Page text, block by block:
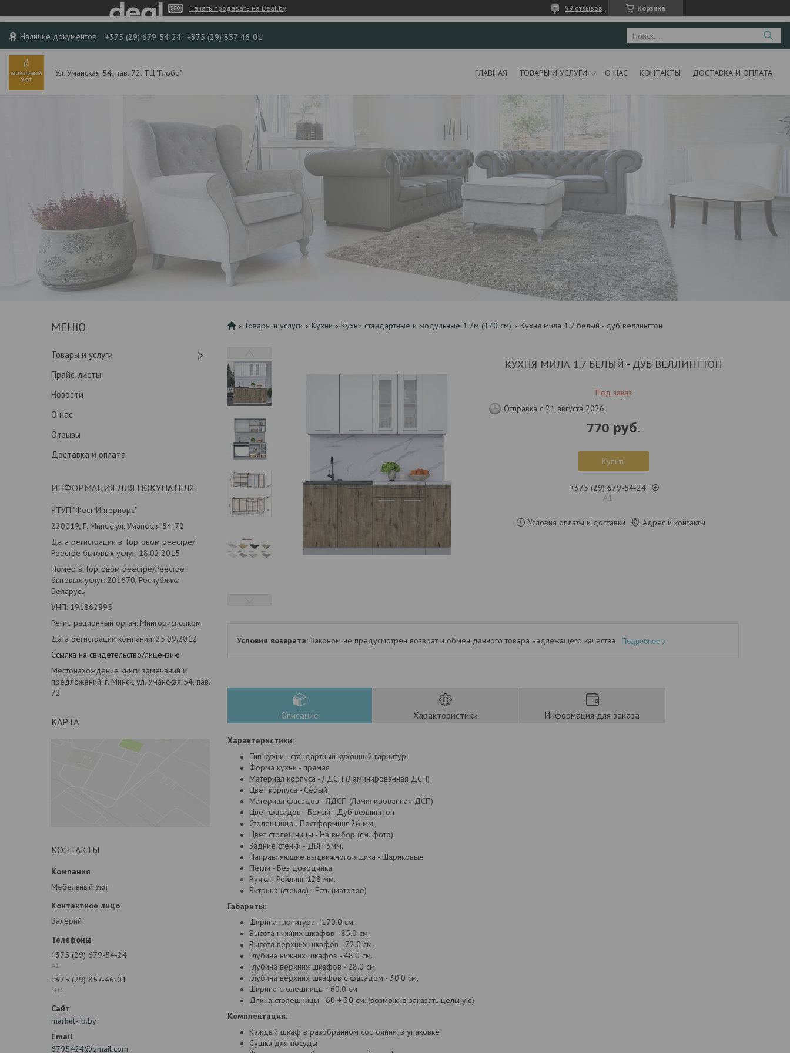
Начать продавать на Deal.by Корзина
99 отзывов
Наличие документов +375 (29) 679-54-24 +375 (29) 857-46-01
Ул. Уманская 54, пав. 72. ТЦ "Глобо" ГЛАВНАЯ ТОВАРЫ И УСЛУГИ О НАС КОНТАКТЫ ДОСТАВКА И ОПЛАТА
Товары и услуги
Прайс-листы
Новости
О нас
Отзывы
Доставка и оплата
ИНФОРМАЦИЯ ДЛЯ ПОКУПАТЕЛЯ
ЧТУП "Фест-Интериорс"
220019, Г. Минск, ул. Уманская 54-72
Дата регистрации в Торговом реестре/
Реестре бытовых услуг: 18.02.2015
Номер в Торговом реестре/Реестре
бытовых услуг: 201670, Республика
Беларусь
УНП: 191862995
Регистрационный орган: Мингорисполком
Дата регистрации компании: 25.09.2012
Ссылка на свидетельство/лицензию
Местонахождение книги замечаний и
предложений: г. Минск, ул. Уманская 54, пав.
72
КАРТА
КОНТАКТЫ
Мебельный Уют
Валерий
+375 (29) 679-54-24
А1
+375 (29) 857-46-01
МТС
market-rb.by
6795424@gmail.com
Товары и услуги Кухни Кухни стандартные и модульные 1.7м (170 см) Кухня мила 1.7 белый - дуб веллингтон
КУХНЯ МИЛА 1.7 БЕЛЫЙ - ДУБ ВЕЛЛИНГТОН
Под заказ
Отправка с 21 августа 2026
770 руб.
Купить
+375 (29) 679-54-24
А1
Условия оплаты и доставки Адрес и контакты
Законом не предусмотрен возврат и обмен данного товара надлежащего качества Подробнее
Описание Характеристики Информация для заказа
Характеристики:
Тип кухни - стандартный кухонный гарнитур
Форма кухни - прямая
Материал корпуса - ЛДСП (Ламинированная ДСП)
Цвет корпуса - Серый
Материал фасадов - ЛДСП (Ламинированная ДСП)
Цвет фасадов - Белый - Дуб веллингтон
Столешница - Постформинг 26 мм.
Цвет столешницы - На выбор (см. фото)
Задние стенки - ДВП 3мм.
Направляющие выдвижного ящика - Шариковые
Петли - Без доводчика
Ручка - Рейлинг 128 мм.
Витрина (стекло) - Есть (матовое)
Габариты:
Ширина гарнитура - 170.0 см.
Высота нижних шкафов - 85.0 см.
Высота верхних шкафов - 72.0 см.
Глубина нижних шкафов - 48.0 см.
Глубина верхних шкафов - 28.0 см.
Глубина верхних шкафов с фасадом - 30.0 см.
Ширина столешницы - 60.0 см
Длина столешницы - 60 + 30 см. (возможно заказать цельную)
Комплектация:
Каждый шкаф в разобранном состоянии, в упаковке
Сушка для посуды